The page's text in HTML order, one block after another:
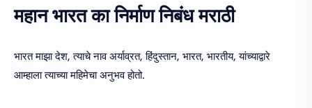
महान भारत का निर्माण निबंध मराठी
भारत माझा देश, त्याचे नाव अर्याव्रत, हिंदुस्तान, भारत, भारतीय, यांच्याद्वारे
आम्हाला त्याच्या महिमेचा अनुभव होतो.